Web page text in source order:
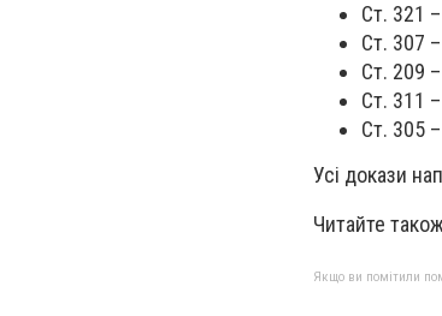
Ст. 321
Ст. 307
Ст. 209
Ст. 311
Ст. 305
Усі докази
Читайте
Якщо ви помітили